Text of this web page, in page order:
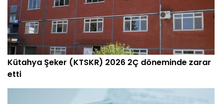
Kütahya Şeker (KTSKR) 2026 2Ç döneminde zarar
etti